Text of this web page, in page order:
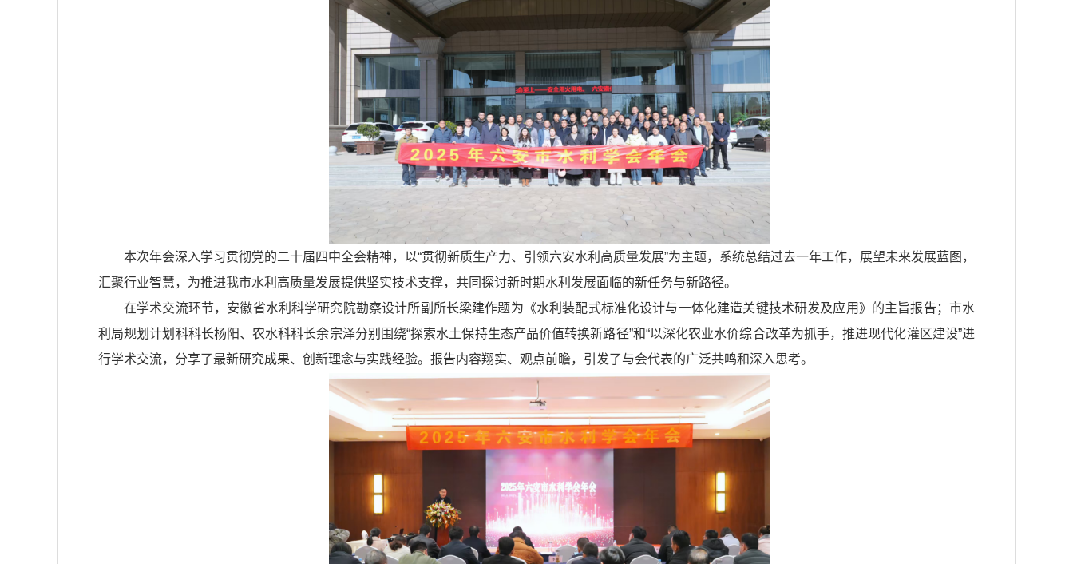
本次年会深入学习贯彻党的二十届四中全会精神，以“贯彻新质生产力、引领六安水利高质量发展”为主题，系统总结过去一年工作，展望未来发展蓝图，
汇聚行业智慧，为推进我市水利高质量发展提供坚实技术支撑，共同探讨新时期水利发展面临的新任务与新路径。
在学术交流环节，安徽省水利科学研究院勘察设计所副所长梁建作题为《水利装配式标准化设计与一体化建造关键技术研发及应用》的主旨报告；市水
利局规划计划科科长杨阳、农水科科长余宗泽分别围绕“探索水土保持生态产品价值转换新路径”和“以深化农业水价综合改革为抓手，推进现代化灌区建设”进
行学术交流，分享了最新研究成果、创新理念与实践经验。报告内容翔实、观点前瞻，引发了与会代表的广泛共鸣和深入思考。